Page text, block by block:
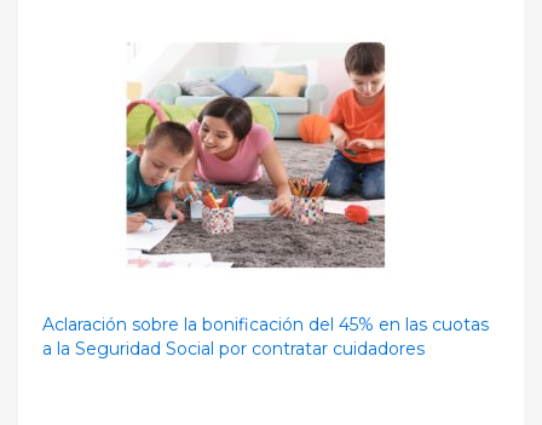
Aclaración sobre la bonificación del 45% en las cuotas
a la Seguridad Social por contratar cuidadores